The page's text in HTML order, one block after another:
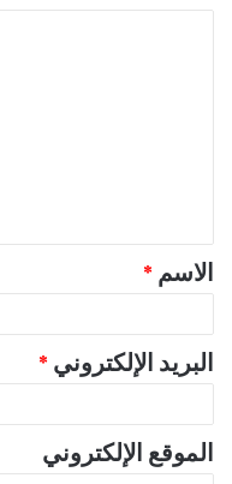
ق
*
الاسم *
البريد الإلكتروني *
الموقع الإلكتروني